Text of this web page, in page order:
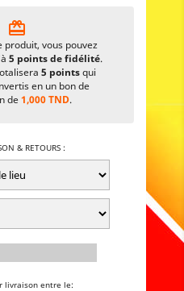
card_giftcard
produit, vous pouvez
5 points de fidélité.
5 pointsqui
en un bon de
de1,000 TND.
& RETOURS :
livraison entre le: